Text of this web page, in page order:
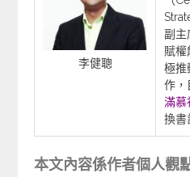
李健聰
副主
賦權
極推
作，
滿慕
換書
本文內容係作者個人觀